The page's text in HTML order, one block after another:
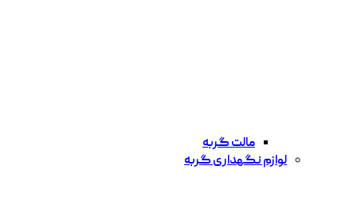
مالت گربه
لوازم نگهداری گربه